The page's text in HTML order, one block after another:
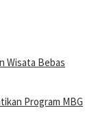
Wisata Bebas
Program MBG